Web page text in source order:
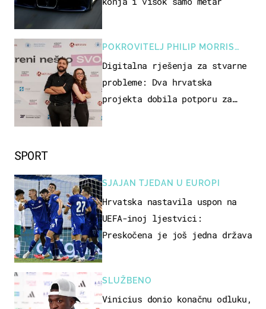
SPORT
SJAJAN TJEDAN U EUROPI
Hrvatska nastavila uspon na
UEFA-inoj ljestvici:
Preskočena je još jedna država
SLUŽBENO
Vinicius donio konačnu odluku,
POKROVITELJ PHILIP MORRIS
ZAGREB
Digitalna rješenja za stvarne
probleme: Dva hrvatska
projekta dobila potporu za